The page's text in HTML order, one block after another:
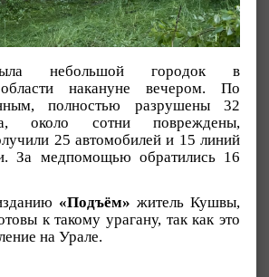
небольшой городок в
накануне вечером. По
полностью разрушены 32
около сотни повреждены,
25 автомобилей и 15 линий
За медпомощью обратились 16
«Подъём» житель Кушвы,
к такому урагану, так как это
на Урале.